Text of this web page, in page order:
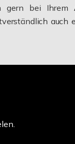
gern bei Ihrem
auch